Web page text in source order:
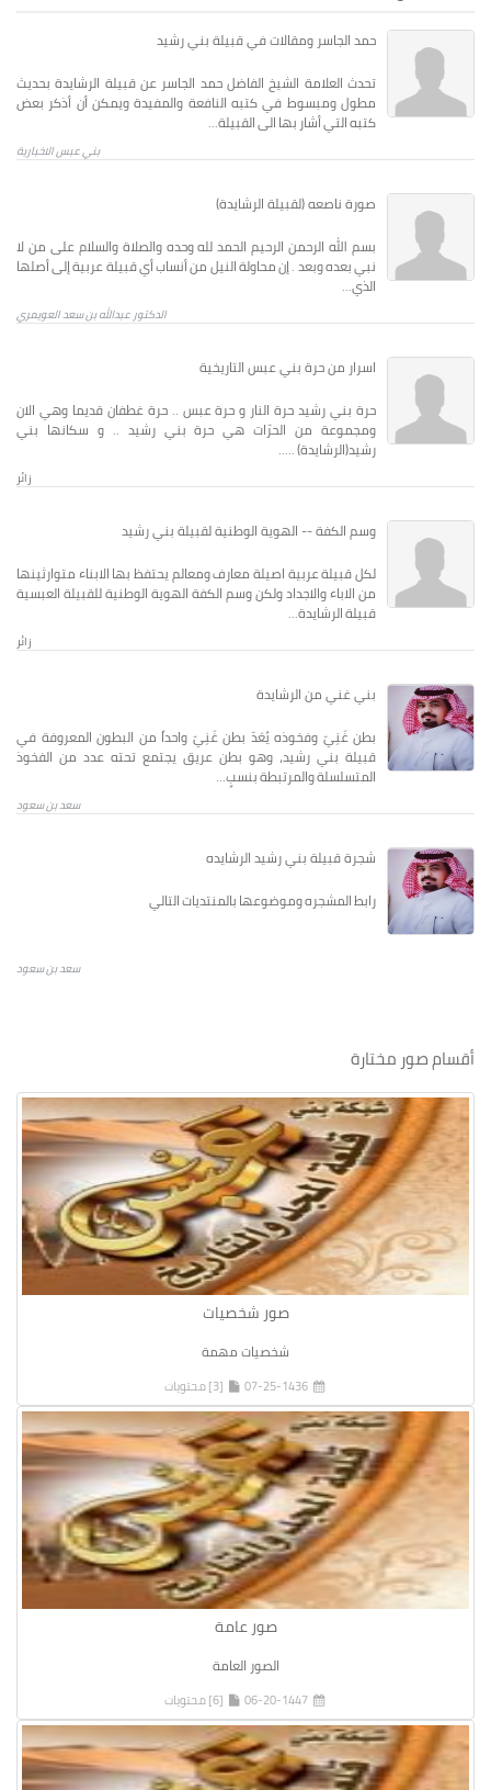
حمد الجاسر ومقالات في قبيلة بني رشيد
تحدث العلامة الشيخ الفاضل حمد الجاسر عن قبيلة الرشايدة بحديث
مطول ومبسوط في كتبه النافعة والمفيدة ويمكن أن أذكر بعض
كتبه التي أشار بها الى القبيلة...
بني عبس الاخبارية
صورة ناصعه (لقبيلة الرشايدة)
بسم الله الرحمن الرحيم الحمد لله وحده والصلاة والسلام على من لا
نبي بعده وبعد . إن محاولة النيل من أنساب أي قبيلة عربية إلى أصلها
الذي...
الدكتور عبدالله بن سعد العويمري
اسرار من حرة بني عبس التاريخية
حرة بني رشيد حرة النار و حرة عبس .. حرة غطفان قديما وهي الان
ومجموعة من الحرّات هي حرة بني رشيد .. و سكانها بني
رشيد(الرشايدة) .....
زائر
وسم الكفة -- الهوية الوطنية لقبيلة بني رشيد
لكل قبيلة عربية اصيلة معارف ومعالم يحتفظ بها الابناء متوارثينها
من الاباء والاجداد ولكن وسم الكفة الهوية الوطنية للقبيلة العبسية
قبيلة الرشايدة...
زائر
بني غني من الرشايدة
بطن غَنِيّ وفخوذه يُعَدّ بطن غَنِيّ واحداً من البطون المعروفة في
قبيلة بني رشيد، وهو بطن عريق يجتمع تحته عدد من الفخوذ
المتسلسلة والمرتبطة بنسبٍ...
سعد بن سعود
شجرة قبيلة بني رشيد الرشايده
رابط المشجره وموضوعها بالمنتديات التالي
سعد بن سعود
أقسام صور مختارة
صور شخصيات
شخصيات مهمة
07-25-1436 [3] محتويات
صور عامة
الصور العامة
06-20-1447 [6] محتويات